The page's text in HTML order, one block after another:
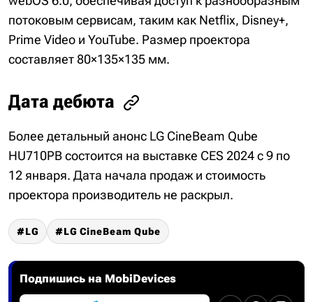
потоковым сервисам, таким как Netflix, Disney+,
Prime Video и YouTube. Размер проектора
составляет 80×135×135 мм.
Дата дебюта
Более детальный анонс LG CineBeam Qube
HU710PB состоится на выставке CES 2024 с 9 по
12 января. Дата начала продаж и стоимость
проектора производитель не раскрыл.
LG LG CineBeam Qube
Подпишись на MobiDevices